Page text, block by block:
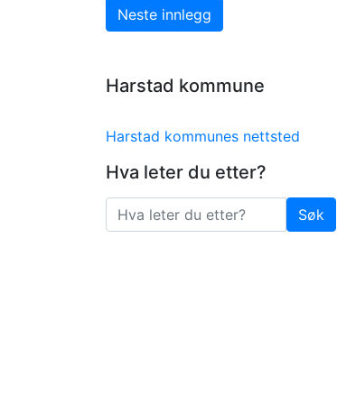
Neste innlegg: Neste innlegg
Neste innlegg
Harstad kommune
Harstad kommunes nettsted
Hva leter du etter?
Søk
Søk